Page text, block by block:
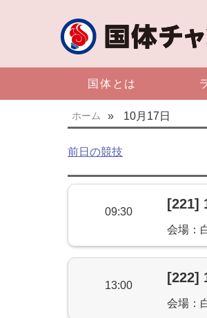
国体とは
ホーム » 10月17日
前日の競技
09:30
[221]
会場：
13:00
[222]
会場：